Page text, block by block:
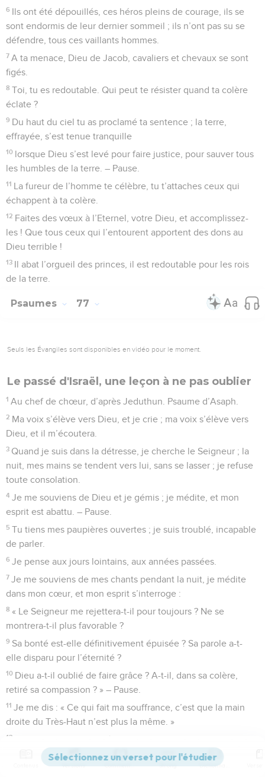
6 Ils ont été dépouillés, ces héros pleins de courage, ils se
sont endormis de leur dernier sommeil ; ils n’ont pas su se
défendre, tous ces vaillants hommes.
7 A ta menace, Dieu de Jacob, cavaliers et chevaux se sont
figés.
8 Toi, tu es redoutable. Qui peut te résister quand ta colère
éclate ?
9 Du haut du ciel tu as proclamé ta sentence ; la terre,
effrayée, s’est tenue tranquille
10 lorsque Dieu s’est levé pour faire justice, pour sauver tous
les humbles de la terre. – Pause.
11 La fureur de l’homme te célèbre, tu t’attaches ceux qui
échappent à ta colère.
12 Faites des vœux à l’Eternel, votre Dieu, et accomplissez-
les ! Que tous ceux qui l’entourent apportent des dons au
Dieu terrible !
13 Il abat l’orgueil des princes, il est redoutable pour les rois
de la terre.
Psaumes 77
Seuls les Évangiles sont disponibles en vidéo pour le moment.
Le passé d'Israël, une leçon à ne pas oublier
1 Au chef de chœur, d’après Jeduthun. Psaume d’Asaph.
2 Ma voix s’élève vers Dieu, et je crie ; ma voix s’élève vers
Dieu, et il m’écoutera.
3 Quand je suis dans la détresse, je cherche le Seigneur ; la
nuit, mes mains se tendent vers lui, sans se lasser ; je refuse
toute consolation.
4 Je me souviens de Dieu et je gémis ; je médite, et mon
esprit est abattu. – Pause.
5 Tu tiens mes paupières ouvertes ; je suis troublé, incapable
de parler.
6 Je pense aux jours lointains, aux années passées.
7 Je me souviens de mes chants pendant la nuit, je médite
dans mon cœur, et mon esprit s’interroge :
8 « Le Seigneur me rejettera-t-il pour toujours ? Ne se
montrera-t-il plus favorable ?
9 Sa bonté est-elle définitivement épuisée ? Sa parole a-t-
elle disparu pour l’éternité ?
10 Dieu a-t-il oublié de faire grâce ? A-t-il, dans sa colère,
retiré sa compassion ? » – Pause.
11 Je me dis : « Ce qui fait ma souffrance, c’est que la main
droite du Très-Haut n’est plus la même. »
12
Je me rappelle la manière d’agir de l’Eternel. Oui, je veux
me souvenir de tes miracles passés.
Versions Commentaires Strong